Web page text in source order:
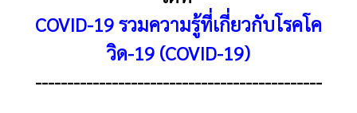
COVID-19 รวมความรู้ที่เกี่ยวกับโรคโค
วิด-19 (COVID-19)
---------------------------------------------